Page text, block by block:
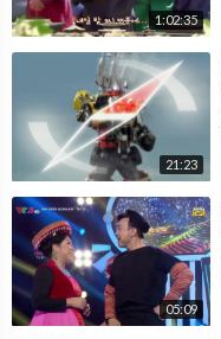
1:02:35
21:23
05:09